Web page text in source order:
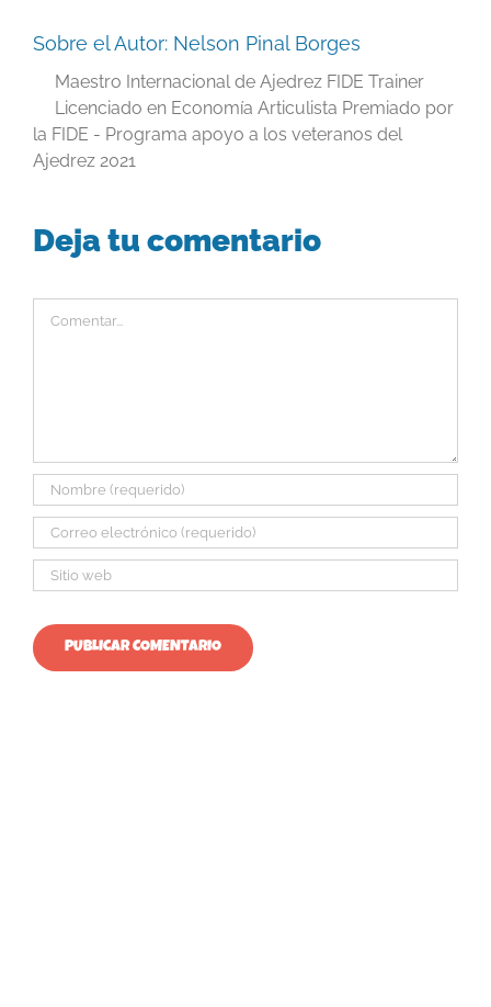
Sobre el Autor: Nelson Pinal Borges
Maestro Internacional de Ajedrez FIDE Trainer
Licenciado en Economía Articulista Premiado por
la FIDE - Programa apoyo a los veteranos del
Ajedrez 2021
Deja tu comentario